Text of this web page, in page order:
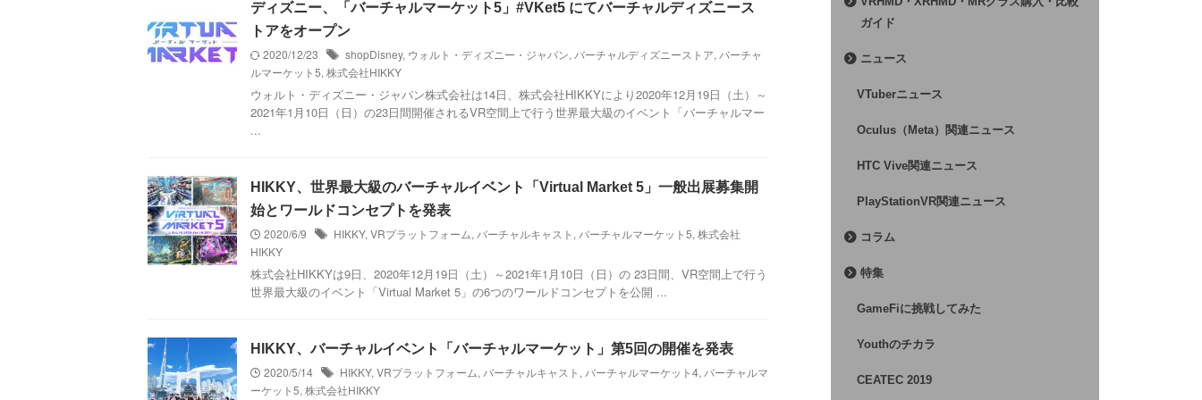
ディズニー、「バーチャルマーケット5」#VKet5 にてバーチャルディズニース
トアをオープン
2020/12/23
shopDisney, ウォルト・ディズニー・ジャパン, バーチャルディズニーストア, バーチャ
ルマーケット5, 株式会社HIKKY
ウォルト・ディズニー・ジャパン株式会社は14日、株式会社HIKKYにより2020年12月19日（土）～
2021年1月10日（日）の23日間開催されるVR空間上で行う世界最大級のイベント「バーチャルマー
...
HIKKY、世界最大級のバーチャルイベント「Virtual Market 5」一般出展募集開
始とワールドコンセプトを発表
2020/6/9
HIKKY, VRプラットフォーム, バーチャルキャスト , バーチャルマーケット5, 株式会社
HIKKY
株式会社HIKKYは9日、2020年12月19日（土）～2021年1月10日（日）の 23日間、VR空間上で行う
世界最大級のイベント「Virtual Market 5」の6つのワールドコンセプトを公開 ...
HIKKY、バーチャルイベント「バーチャルマーケット」第5回の開催を発表
2020/5/14
HIKKY, VRプラットフォーム, バーチャルキャスト , バーチャルマーケット4, バーチャルマ
ーケット5, 株式会社HIKKY
ガイド
ニュース
VTuberニュース
Oculus（Meta）関連ニュース
HTC Vive関連ニュース
PlayStationVR関連ニュース
コラム
特集
GameFiに挑戦してみた
Youthのチカラ
CEATEC 2019